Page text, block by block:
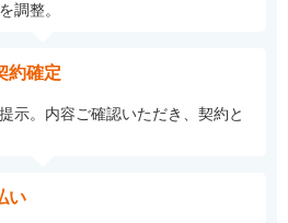
調整。
約確定
示。内容ご確認いただき、契約と
い